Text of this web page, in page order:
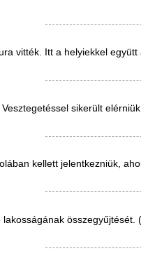
vitték. Itt a helyiekkel
sikerült
kellett jelentkezniük,
összegyűjtését.